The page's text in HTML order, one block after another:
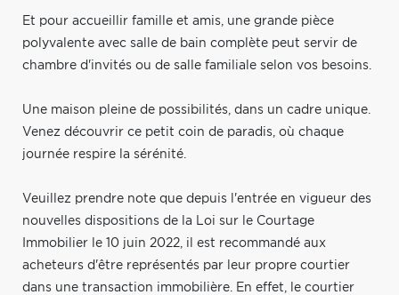
Et pour accueillir famille et amis, une grande pièce
polyvalente avec salle de bain complète peut servir de
chambre d'invités ou de salle familiale selon vos besoins.
Une maison pleine de possibilités, dans un cadre unique.
Venez découvrir ce petit coin de paradis, où chaque
journée respire la sérénité.
Veuillez prendre note que depuis l'entrée en vigueur des
nouvelles dispositions de la Loi sur le Courtage
Immobilier le 10 juin 2022, il est recommandé aux
acheteurs d'être représentés par leur propre courtier
dans une transaction immobilière. En effet, le courtier